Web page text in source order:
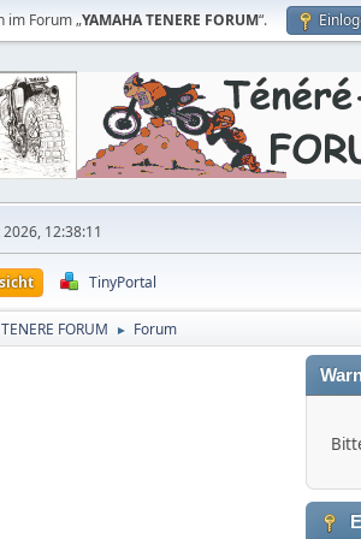
im Forum „YAMAHA TENERE FORUM“.
12:38:11
TinyPortal
FORUM ► Forum